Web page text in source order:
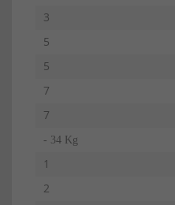
3
5
5
7
7
- 34 Kg
1
2